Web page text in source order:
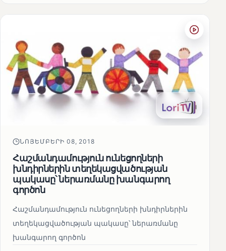
ՆՈՅԵՄԲԵՐԻ 08, 2018
Հաշմանդամություն ունեցողների
խնդիրներին տեղեկացվածության
պակասը՝ ներառմանը խանգարող
գործոն
Հաշմանդամություն ունեցողների խնդիրներին
տեղեկացվածության պակասը՝ ներառմանը
խանգարող գործոն